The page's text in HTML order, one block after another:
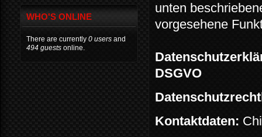
unten
vorgesehene
DSGVO
Kontaktdaten:
WHO'S ONLINE
There are currently 0 users and
494 guests online.